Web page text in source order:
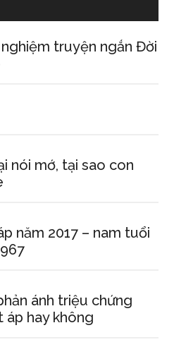
truyện ngắn Đời
nói mớ, tại sao con
năm 2017 – nam tuổi
ánh triệu chứng
áp hay không